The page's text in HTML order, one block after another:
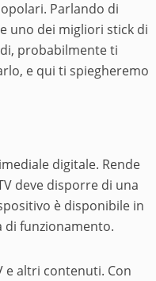
Parlando di
uno dei migliori stick di
probabilmente ti
e qui ti spiegheremo
digitale. Rende
deve disporre di una
è disponibile in
di funzionamento.
e altri contenuti. Con